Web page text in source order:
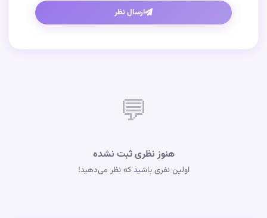
ارسال نظر
💬
هنوز نظری ثبت نشده
اولین نفری باشید که نظر می‌دهید!